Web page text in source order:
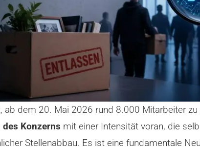
ab dem 20. Mai 2026 rund 8.000 Mitarbeiter
des Konzerns mit einer Intensität voran, die
Stellenabbau. Es ist eine fundamentale